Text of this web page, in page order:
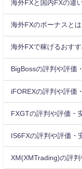
海外FXと国内FXの違
海外FXのボーナスとは
海外FXで稼げるおす
BigBossの評判や評価
iFOREXの評判や評価
FXGTの評判や評価・
IS6FXの評判や評価・
XM(XMTrading)の評